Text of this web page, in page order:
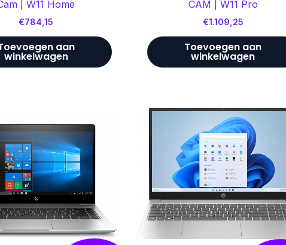
| W11 Home
€784,15
aan
winkelwagen
CAM | W11 Pro
€1.109,25
Toevoegen aan
winkelwagen